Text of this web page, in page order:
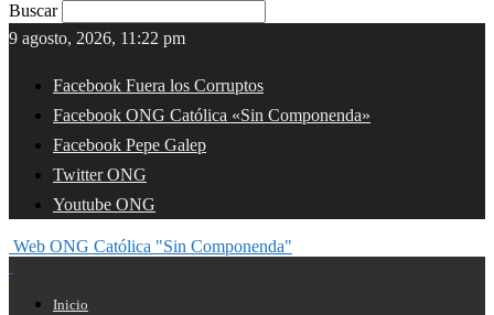
Buscar
9 agosto, 2026, 11:22 pm
Facebook Fuera los Corruptos
Facebook ONG Católica «Sin Componenda»
Facebook Pepe Galep
Twitter ONG
Youtube ONG
Web ONG Católica "Sin Componenda"
Inicio